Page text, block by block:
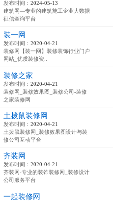
发布时间： 2024-05-13
建筑网—专业的建筑施工企业大数据
征信查询平台
装一网
发布时间： 2020-04-21
装修网【装一网】装修装饰行业门户
网站_优质装修资..
装修之家
发布时间： 2020-04-21
装修网_装修效果图_装修公司-装修
之家装修网
土拨鼠装修网
发布时间： 2020-04-21
土拨鼠装修网_装修效果图设计与装
修公司互动平台
齐装网
发布时间： 2020-04-21
齐装网-专业的装饰装修网_装修设计
公司服务平台
一起装修网